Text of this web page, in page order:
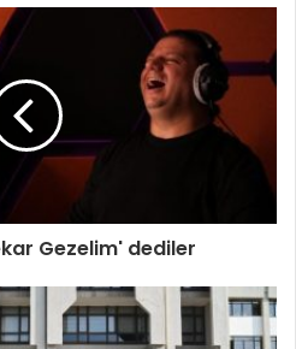
Gezelim' dediler